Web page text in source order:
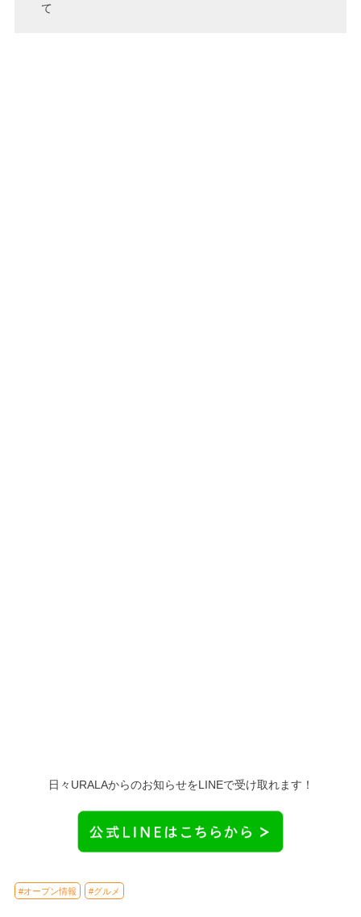
て
日々URALAからのお知らせをLINEで受け取れます！
#オープン情報 #グルメ